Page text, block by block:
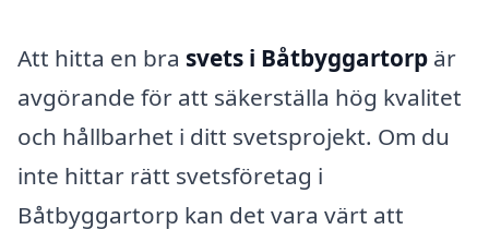
Att hitta en bra svets i Båtbyggartorp är
avgörande för att säkerställa hög kvalitet
och hållbarhet i ditt svetsprojekt. Om du
inte hittar rätt svetsföretag i
Båtbyggartorp kan det vara värt att